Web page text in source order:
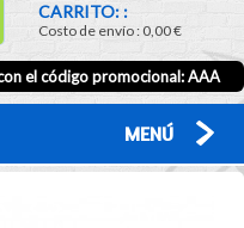
CARRITO: :
Costo de envío :0,00 €
el código promocional:AAA
MENÚ